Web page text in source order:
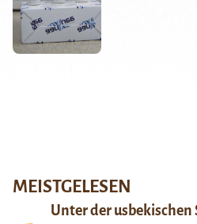
MEISTGELESEN
Unter der